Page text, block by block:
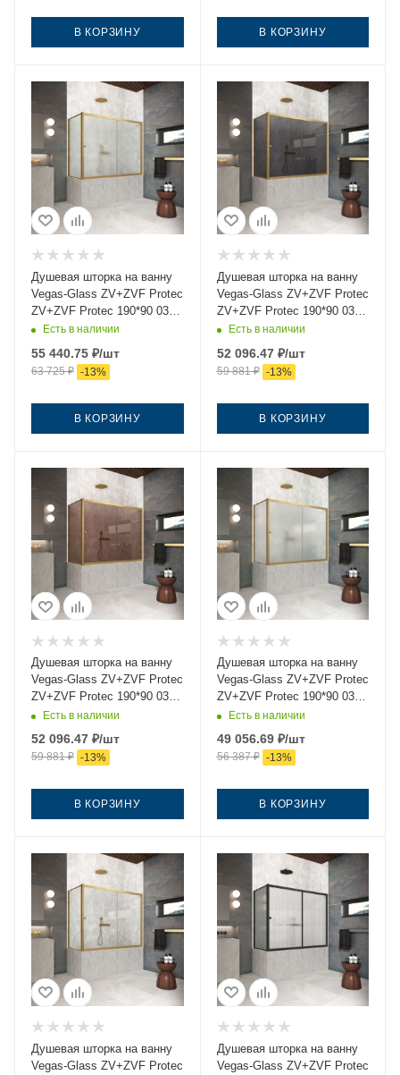
В КОРЗИНУ В КОРЗИНУ
Душевая шторка на ванну
Vegas-Glass ZV+ZVF Protec
ZV+ZVF Protec 190*90 03
02 190х140 стекло
ориентация универсальная
Есть в наличии
55 440.75 ₽/шт
63 725₽ -13%
В КОРЗИНУ
Душевая шторка на ванну
Vegas-Glass ZV+ZVF Protec
ZV+ZVF Protec 190*90 03
07 190х140 стекло
золото ориентация
универсальная
Есть в наличии
52 096.47₽/шт
59 881₽ -13%
В КОРЗИНУ
Душевая шторка на ванну
Vegas-Glass ZV+ZVF Protec
ZV+ZVF Protec 190*90 03
05 190х140 стекло
тонированное профиль
золото ориентация
универсальная
Есть в наличии
52 096.47 ₽/шт
59 881₽ -13%
В КОРЗИНУ
Душевая шторка на ванну
Vegas-Glass ZV+ZVF Protec
ZV+ZVF Protec 190*90 03
10 190х140 стекло матовое
профиль золото
ориентация универсальная
Есть в наличии
49 056.69₽/шт
56 387₽ -13%
В КОРЗИНУ
Душевая шторка на ванну
Vegas-Glass ZV+ZVF Protec
Душевая шторка на ванну
Vegas-Glass ZV+ZVF Protec